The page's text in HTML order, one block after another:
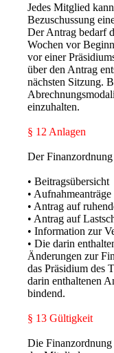
Jedes Mitglied
Bezuschussung
Der Antrag bedarf
Wochen vor
vor einer
über den Antrag
nächsten Sitzung.
einzuhalten.
§ 12 Anlagen
Der
• Beitragsübersicht
• Aufnahmeanträge
• Antrag auf
• Antrag auf
• Information zur
• Die darin
Änderungen zur
das Präsidium des
darin enthaltenen
bindend.
§ 13 Gültigkeit
Die